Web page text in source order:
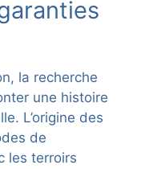
la recherche
une histoire
L’origine des
de
les terroirs